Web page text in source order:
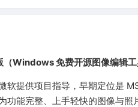
Windows 免费开源图像编辑工
软提供项目指导，早期定位是
功能完整、上手轻快的图像与照